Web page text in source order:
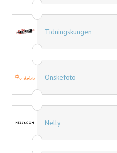
Tidningskungen
Önskefoto
Nelly